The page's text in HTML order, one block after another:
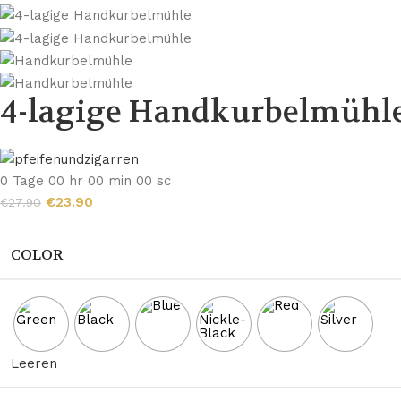
4-lagige
0 Tage 00 hr 00 min 00 sc
€27.90 €23.90
COLOR
Leeren